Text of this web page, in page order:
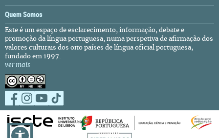
Quem Somos
Este é um espaço de esclarecimento, informação, debate e
promoção da língua portuguesa, numa perspetiva de afirmação dos
valores culturais dos oito países de língua oficial portuguesa,
fundado em 1997.
ver mais